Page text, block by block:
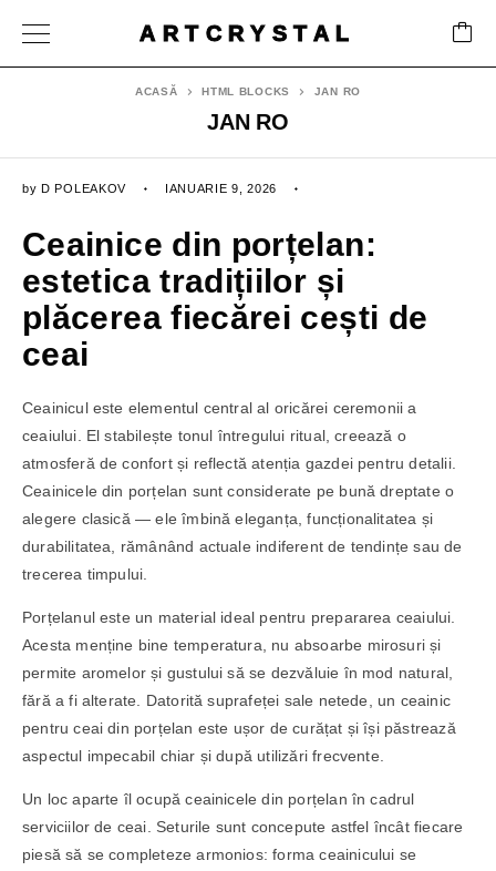
ARTCRYSTAL
JAN RO
ACASĂ HTML BLOCKS JAN RO
by D POLEAKOV IANUARIE 9, 2026
Ceainice din porțelan:
estetica tradițiilor și
plăcerea fiecărei cești de
ceai
Ceainicul este elementul central al oricărei ceremonii a
ceaiului. El stabilește tonul întregului ritual, creează o
atmosferă de confort și reflectă atenția gazdei pentru detalii.
Ceainicele din porțelan sunt considerate pe bună dreptate o
alegere clasică — ele îmbină eleganța, funcționalitatea și
durabilitatea, rămânând actuale indiferent de tendințe sau de
trecerea timpului.
Porțelanul este un material ideal pentru prepararea ceaiului.
Acesta menține bine temperatura, nu absoarbe mirosuri și
permite aromelor și gustului să se dezvăluie în mod natural,
fără a fi alterate. Datorită suprafeței sale netede, un ceainic
pentru ceai din porțelan este ușor de curățat și își păstrează
aspectul impecabil chiar și după utilizări frecvente.
Un loc aparte îl ocupă ceainicele din porțelan în cadrul
serviciilor de ceai. Seturile sunt concepute astfel încât fiecare
piesă să se completeze armonios: forma ceainicului se